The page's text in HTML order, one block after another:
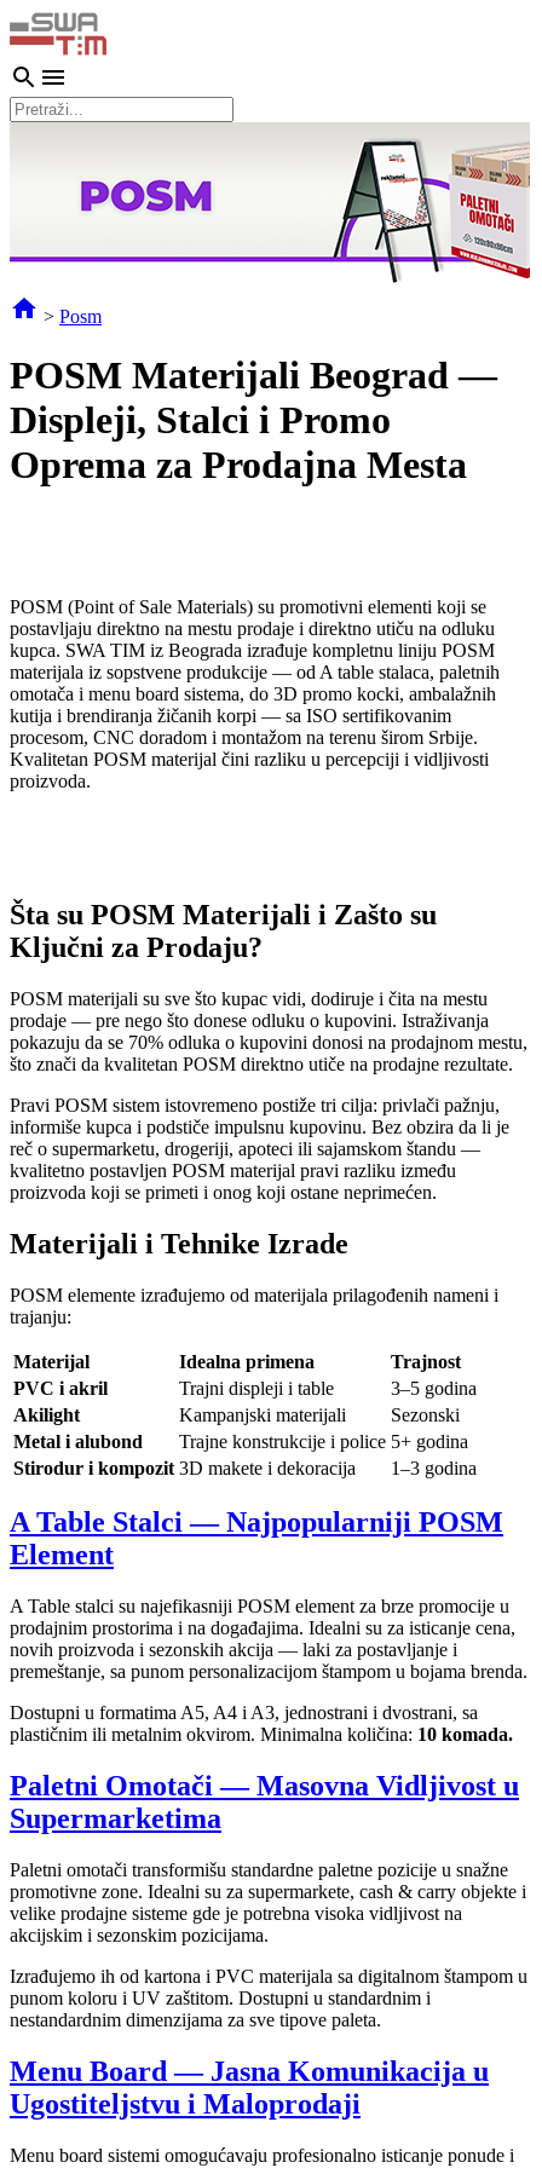
> Posm
POSM Materijali Beograd —
Displeji, Stalci i Promo
Oprema za Prodajna Mesta
POSM (Point of Sale Materials) su promotivni elementi koji se
postavljaju direktno na mestu prodaje i direktno utiču na odluku
kupca. SWA TIM iz Beograda izrađuje kompletnu liniju POSM
materijala iz sopstvene produkcije — od A table stalaca, paletnih
omotača i menu board sistema, do 3D promo kocki, ambalažnih
kutija i brendiranja žičanih korpi — sa ISO sertifikovanim
procesom, CNC doradom i montažom na terenu širom Srbije.
Kvalitetan POSM materijal čini razliku u percepciji i vidljivosti
proizvoda.
Šta su POSM Materijali i Zašto su
Ključni za Prodaju?
POSM materijali su sve što kupac vidi, dodiruje i čita na mestu
prodaje — pre nego što donese odluku o kupovini. Istraživanja
pokazuju da se 70% odluka o kupovini donosi na prodajnom mestu,
što znači da kvalitetan POSM direktno utiče na prodajne rezultate.
Pravi POSM sistem istovremeno postiže tri cilja: privlači pažnju,
informiše kupca i podstiče impulsnu kupovinu. Bez obzira da li je
reč o supermarketu, drogeriji, apoteci ili sajamskom štandu —
kvalitetno postavljen POSM materijal pravi razliku između
proizvoda koji se primeti i onog koji ostane neprimećen.
Materijali i Tehnike Izrade
POSM elemente izrađujemo od materijala prilagođenih nameni i
trajanju:
Materijal Idealna primena
Trajnost
PVC i akril
Trajni displeji i table
3–5 godina
Akilight
Kampanjski materijali
Sezonski
Metal i alubond
Trajne konstrukcije i police 5+ godina
Stirodur i kompozit 3D makete i dekoracija 1–3 godina
A Table Stalci — Najpopularniji POSM
Element
A Table stalci su najefikasniji POSM element za brze promocije u
prodajnim prostorima i na događajima. Idealni su za isticanje cena,
novih proizvoda i sezonskih akcija — laki za postavljanje i
premeštanje, sa punom personalizacijom štampom u bojama brenda.
Dostupni u formatima A5, A4 i A3, jednostrani i dvostrani, sa
plastičnim ili metalnim okvirom. Minimalna količina: 10 komada.
Paletni Omotači — Masovna Vidljivost u
Supermarketima
Paletni omotači transformišu standardne paletne pozicije u snažne
promotivne zone. Idealni su za supermarkete, cash & carry objekte i
velike prodajne sisteme gde je potrebna visoka vidljivost na
akcijskim i sezonskim pozicijama.
Izrađujemo ih od kartona i PVC materijala sa digitalnom štampom u
punom koloru i UV zaštitom. Dostupni u standardnim i
nestandardnim dimenzijama za sve tipove paleta.
Menu Board — Jasna Komunikacija u
Ugostiteljstvu i Maloprodaji
Menu board sistemi omogućavaju profesionalno isticanje ponude i